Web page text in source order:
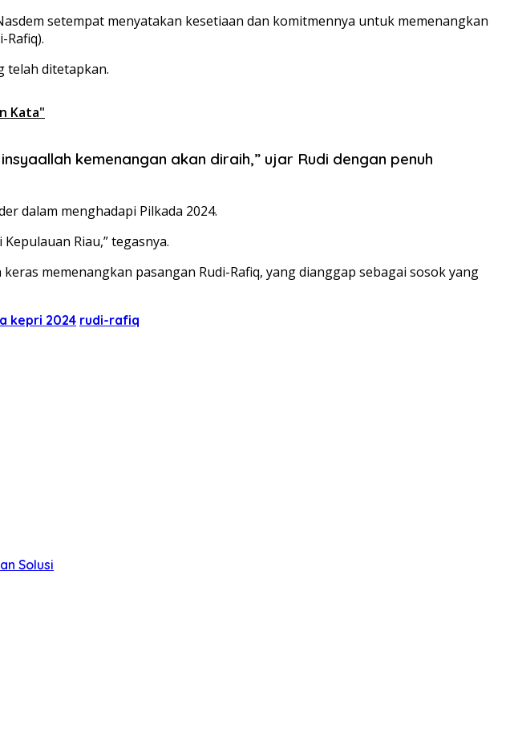
setempat menyatakan kesetiaan dan komitmennya untuk memenangkan
Rafiq).
telah ditetapkan.
Kata"
kemenangan akan diraih,” ujar Rudi dengan penuh
dalam menghadapi Pilkada 2024.
Riau,” tegasnya.
memenangkan pasangan Rudi-Rafiq, yang dianggap sebagai sosok yang
kepri 2024 rudi-rafiq
Solusi